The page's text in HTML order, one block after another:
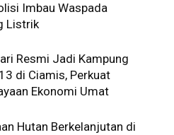
Imbau Waspada
Listrik
Resmi Jadi Kampung
di Ciamis, Perkuat
Ekonomi Umat
Hutan Berkelanjutan di